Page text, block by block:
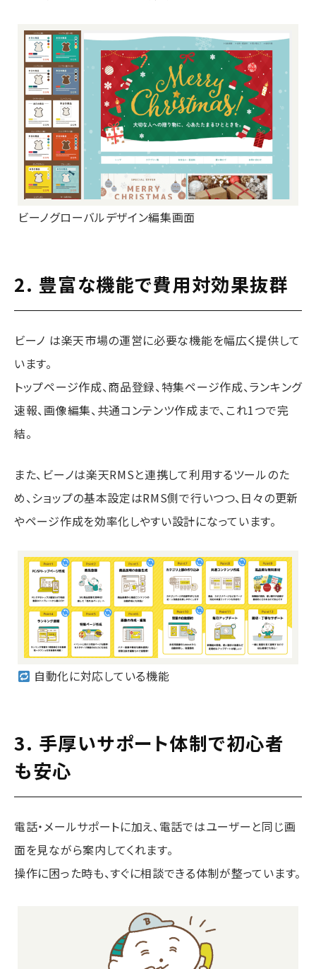
ビーノグローバルデザイン編集画面
2. 豊富な機能で費用対効果抜群
ビーノ は楽天市場の運営に必要な機能を幅広く提供して
います。
トップページ作成、商品登録、特集ページ作成、ランキング
速報、画像編集、共通コンテンツ作成まで、これ1つで完
結。
また、ビーノは楽天RMSと連携して利用するツールのた
め、ショップの基本設定はRMS側で行いつつ、日々の更新
やページ作成を効率化しやすい設計になっています。
自動化に対応している機能
3. 手厚いサポート体制で初心者
も安心
電話・メールサポートに加え、電話ではユーザーと同じ画
面を見ながら案内してくれます。
操作に困った時も、すぐに相談できる体制が整っています。